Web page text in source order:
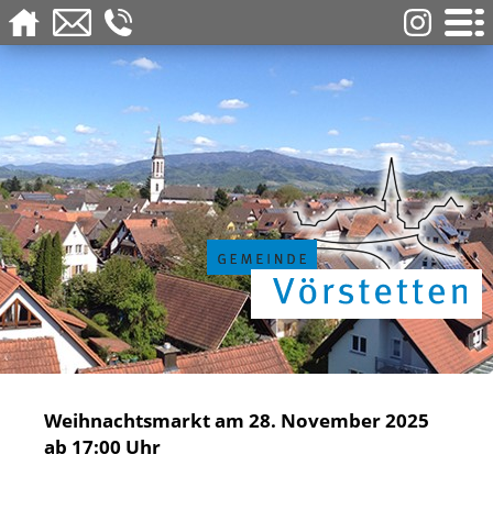
Weihnachtsmarkt am 28. November 2025
ab 17:00 Uhr